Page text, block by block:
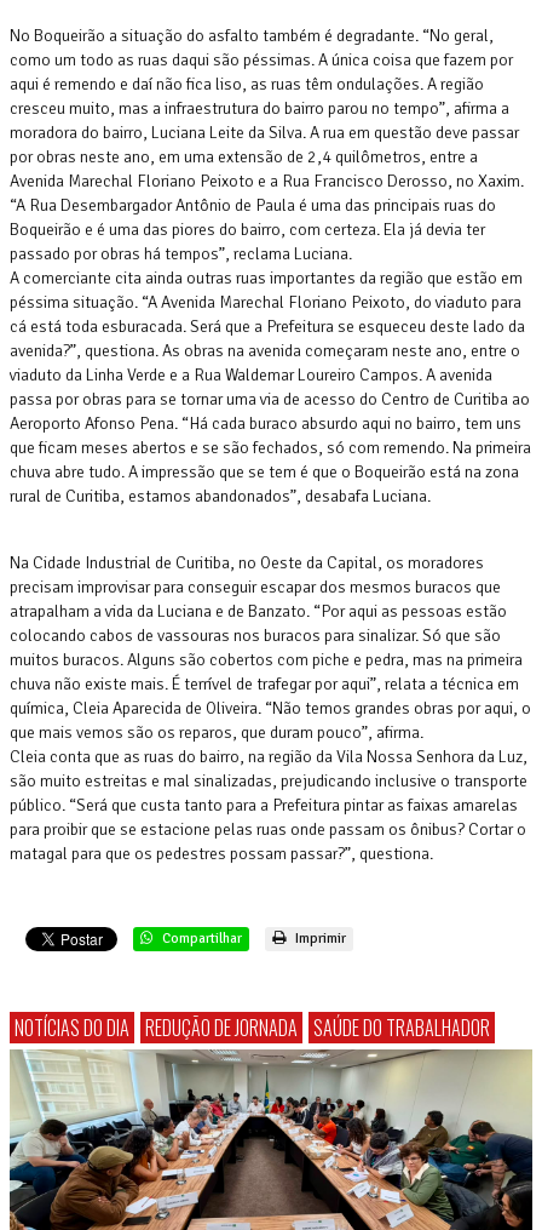
No Boqueirão a situação do asfalto também é degradante. “No geral,
como um todo as ruas daqui são péssimas. A única coisa que fazem por
aqui é remendo e daí não fica liso, as ruas têm ondulações. A região
cresceu muito, mas a infraestrutura do bairro parou no tempo”, afirma a
moradora do bairro, Luciana Leite da Silva. A rua em questão deve passar
por obras neste ano, em uma extensão de 2,4 quilômetros, entre a
Avenida Marechal Floriano Peixoto e a Rua Francisco Derosso, no Xaxim.
“A Rua Desembargador Antônio de Paula é uma das principais ruas do
Boqueirão e é uma das piores do bairro, com certeza. Ela já devia ter
passado por obras há tempos”, reclama Luciana.
A comerciante cita ainda outras ruas importantes da região que estão em
péssima situação. “A Avenida Marechal Floriano Peixoto, do viaduto para
cá está toda esburacada. Será que a Prefeitura se esqueceu deste lado da
avenida?”, questiona. As obras na avenida começaram neste ano, entre o
viaduto da Linha Verde e a Rua Waldemar Loureiro Campos. A avenida
passa por obras para se tornar uma via de acesso do Centro de Curitiba ao
Aeroporto Afonso Pena. “Há cada buraco absurdo aqui no bairro, tem uns
que ficam meses abertos e se são fechados, só com remendo. Na primeira
chuva abre tudo. A impressão que se tem é que o Boqueirão está na zona
rural de Curitiba, estamos abandonados”, desabafa Luciana.
Na Cidade Industrial de Curitiba, no Oeste da Capital, os moradores
precisam improvisar para conseguir escapar dos mesmos buracos que
atrapalham a vida da Luciana e de Banzato. “Por aqui as pessoas estão
colocando cabos de vassouras nos buracos para sinalizar. Só que são
muitos buracos. Alguns são cobertos com piche e pedra, mas na primeira
chuva não existe mais. É terrível de trafegar por aqui”, relata a técnica em
química, Cleia Aparecida de Oliveira. “Não temos grandes obras por aqui, o
que mais vemos são os reparos, que duram pouco”, afirma.
Cleia conta que as ruas do bairro, na região da Vila Nossa Senhora da Luz,
são muito estreitas e mal sinalizadas, prejudicando inclusive o transporte
público. “Será que custa tanto para a Prefeitura pintar as faixas amarelas
para proibir que se estacione pelas ruas onde passam os ônibus? Cortar o
matagal para que os pedestres possam passar?”, questiona.
Compartilhar Imprimir
NOTÍCIAS DO DIA REDUÇÃO DE JORNADA SAÚDE DO TRABALHADOR